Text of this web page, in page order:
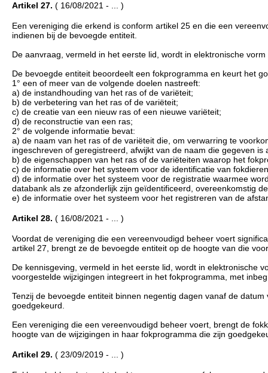
Artikel 27. ( 16/08/2021 - ... )
Een vereniging die erkend is conform artikel 25 en die een
indienen bij de bevoegde entiteit.
De aanvraag, vermeld in het eerste lid, wordt in elektronische
De bevoegde entiteit beoordeelt een fokprogramma en keurt het
1° een of meer van de volgende doelen nastreeft:
a) de instandhouding van het ras of de variëteit;
b) de verbetering van het ras of de variëteit;
c) de creatie van een nieuw ras of een nieuwe variëteit;
d) de reconstructie van een ras;
2° de volgende informatie bevat:
a) de naam van het ras of de variëteit die, om verwarring te
ingeschreven of geregistreerd, afwijkt van de naam die gegeven is
b) de eigenschappen van het ras of de variëteiten waarop het
c) de informatie over het systeem voor de identificatie van
d) de informatie over het systeem voor de registratie waarmee
databank als ze afzonderlijk zijn geïdentificeerd, overeenkomstig
e) de informatie over het systeem voor het registreren van de
Artikel 28. ( 16/08/2021 - ... )
Voordat de vereniging die een vereenvoudigd beheer voert
artikel 27, brengt ze de bevoegde entiteit op de hoogte van die
De kennisgeving, vermeld in het eerste lid, wordt in elektronische
voorgestelde wijzigingen integreert in het fokprogramma, met
Tenzij de bevoegde entiteit binnen negentig dagen vanaf de
goedgekeurd.
Een vereniging die een vereenvoudigd beheer voert, brengt de
hoogte van de wijzigingen in haar fokprogramma die zijn
Artikel 29. ( 23/09/2019 - ... )